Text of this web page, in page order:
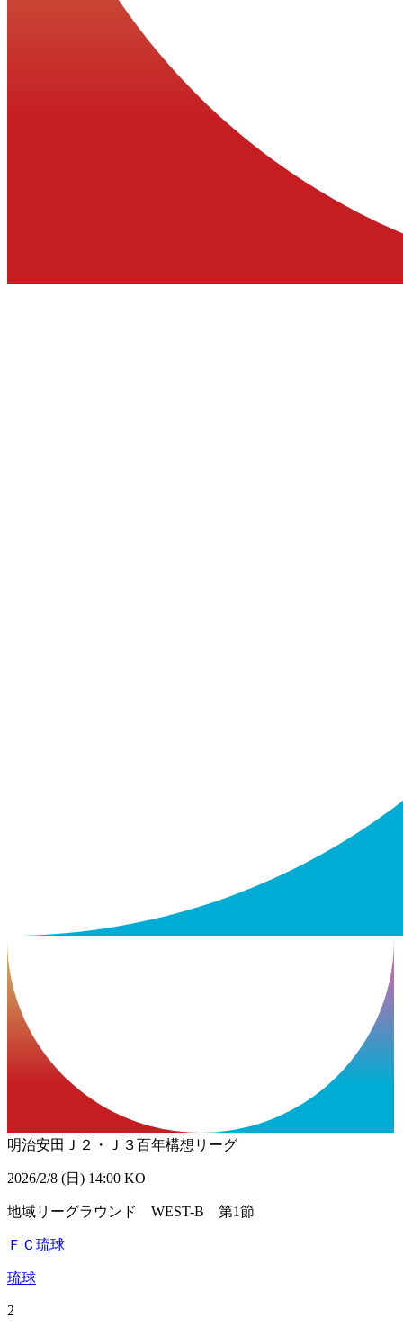
明治安田Ｊ２・Ｊ３百年構想リーグ
2026/2/8 (日) 14:00 KO
地域リーグラウンド WEST-B 第1節
ＦＣ琉球
琉球
2